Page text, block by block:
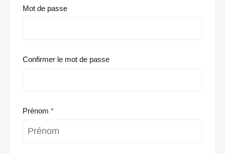
Mot de passe
Confirmer le mot de passe
Prénom